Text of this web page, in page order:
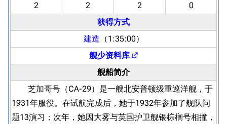
2
2 2
0
获得方式
建造 （1:35:00）
舰少资料库
舰船简介
芝加哥号（CA-29）是一艘北安普顿级重巡洋舰，于
1931年服役。在试航完成后，她于1932年参加了舰队问
题13演习；次年，她因大雾与英国护卫舰银棕榈号相撞，